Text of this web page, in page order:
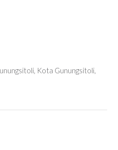
Kota Gunungsitoli,